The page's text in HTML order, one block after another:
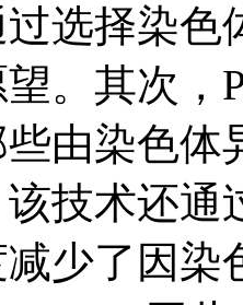
选择染
。其次，
由染色
技术还通
少了因染